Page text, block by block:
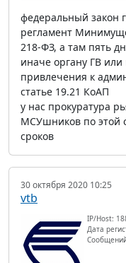
федеральный закон
регламент
218-ФЗ, а там пять
иначе органу ГВ
привлечения к
статье 19.21 КоАП
у нас прокуратура
МСУшников по этой
сроков
30 октября 2020 10:25
vtb
IP/Host:
Дата